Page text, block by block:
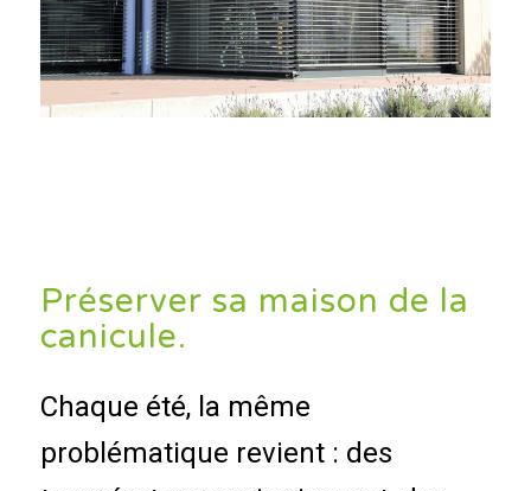
Préserver sa maison de la
canicule.
Chaque été, la même
problématique revient : des